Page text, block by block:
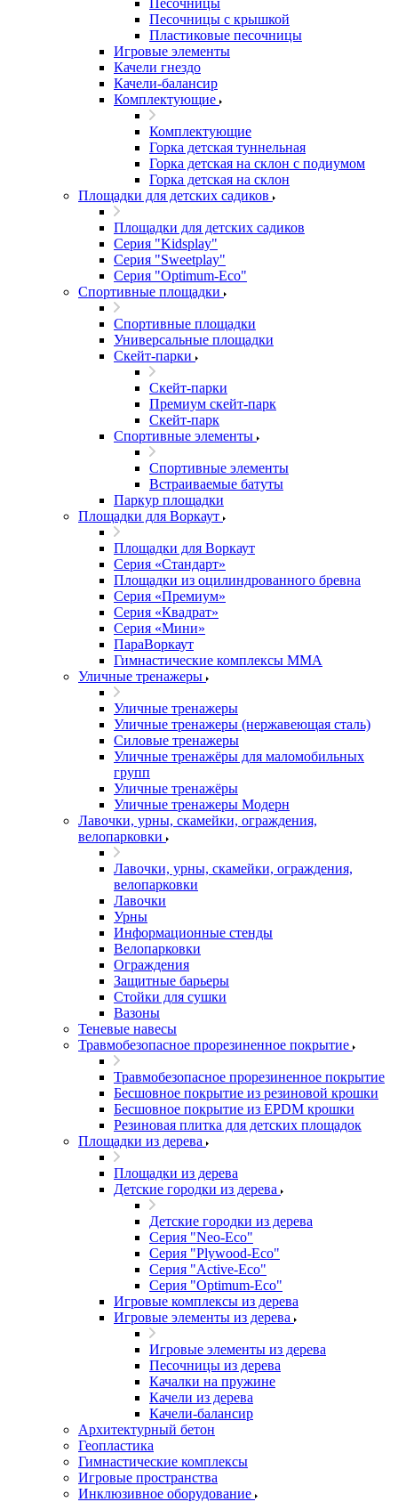
Песочницы
Песочницы с крышкой
Пластиковые песочницы
Игровые элементы
Качели гнездо
Качели-балансир
Комплектующие
Комплектующие
Горка детская туннельная
Горка детская на склон с подиумом
Горка детская на склон
Площадки для детских садиков
Площадки для детских садиков
Серия "Kidsplay"
Серия "Sweetplay"
Серия "Оptimum-Еco"
Спортивные площадки
Спортивные площадки
Универсальные площадки
Скейт-парки
Скейт-парки
Премиум скейт-парк
Скейт-парк
Спортивные элементы
Спортивные элементы
Встраиваемые батуты
Паркур площадки
Площадки для Воркаут
Площадки для Воркаут
Серия «Стандарт»
Площадки из оцилиндрованного бревна
Серия «Премиум»
Серия «Квадрат»
Серия «Мини»
ПараВоркаут
Гимнастические комплексы ММА
Уличные тренажеры
Уличные тренажеры
Уличные тренажеры (нержавеющая сталь)
Силовые тренажеры
Уличные тренажёры для маломобильных
групп
Уличные тренажёры
Уличные тренажеры Модерн
Лавочки, урны, скамейки, ограждения,
велопарковки
Лавочки, урны, скамейки, ограждения,
велопарковки
Лавочки
Урны
Информационные стенды
Велопарковки
Ограждения
Защитные барьеры
Стойки для сушки
Вазоны
Теневые навесы
Травмобезопасное прорезиненное покрытие
Травмобезопасное прорезиненное покрытие
Бесшовное покрытие из резиновой крошки
Бесшовное покрытие из EPDM крошки
Резиновая плитка для детских площадок
Площадки из дерева
Площадки из дерева
Детские городки из дерева
Детские городки из дерева
Серия "Neo-Eco"
Серия "Plywood-Eco"
Серия "Active-Eco"
Серия "Оptimum-Еco"
Игровые комплексы из дерева
Игровые элементы из дерева
Игровые элементы из дерева
Песочницы из дерева
Качалки на пружине
Качели из дерева
Качели-балансир
Архитектурный бетон
Геопластика
Гимнастические комплексы
Игровые пространства
Инклюзивное оборудование